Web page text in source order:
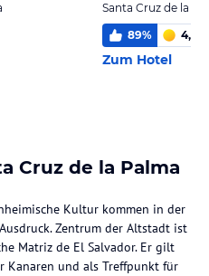
Santa Cruz de la
89% 4,0
Zum Hotel
Cruz de la Palma
Kultur kommen in der
Zentrum der Altstadt ist
Matriz de El Salvador. Er gilt
Kanaren und als Treffpunkt für